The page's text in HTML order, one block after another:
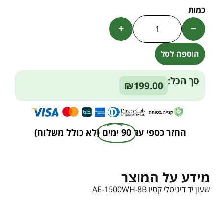
−
+
הוספה לסל
Alternative:
סך הכל: ₪199.00
החזר כספי עד 90 ימים (לא כולל משלוח)
מידע על המוצר
שעון יד דיגיטלי קסיו AE-1500WH-8B